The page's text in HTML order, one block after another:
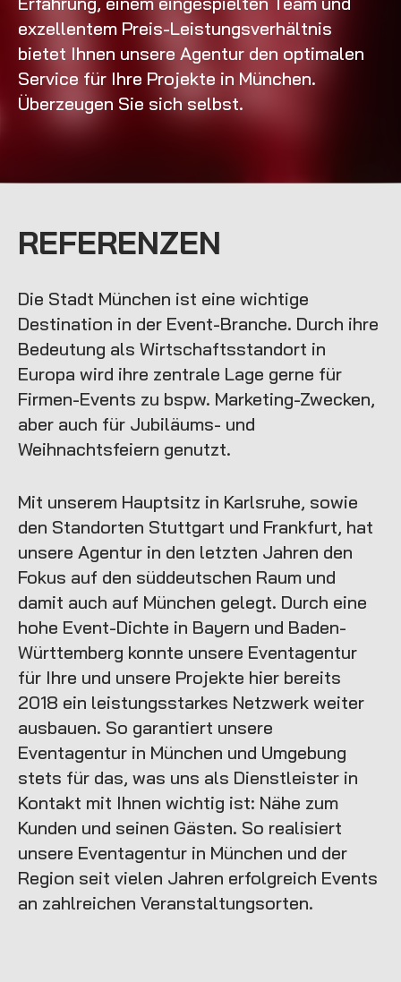
exzellentem Preis-Leistungsverhältnis
bietet Ihnen unsere Agentur den optimalen
Service für Ihre Projekte in München.
Überzeugen Sie sich selbst.
REFERENZEN
Die Stadt München ist eine wichtige
Destination in der Event-Branche. Durch ihre
Bedeutung als Wirtschaftsstandort in
Europa wird ihre zentrale Lage gerne für
Firmen-Events zu bspw. Marketing-Zwecken,
aber auch für Jubiläums- und
Weihnachtsfeiern genutzt.
Mit unserem Hauptsitz in Karlsruhe, sowie
den Standorten Stuttgart und Frankfurt, hat
unsere Agentur in den letzten Jahren den
Fokus auf den süddeutschen Raum und
damit auch auf München gelegt. Durch eine
hohe Event-Dichte in Bayern und Baden-
Württemberg konnte unsere Eventagentur
für Ihre und unsere Projekte hier bereits
2018 ein leistungsstarkes Netzwerk weiter
ausbauen. So garantiert unsere
Eventagentur in München und Umgebung
stets für das, was uns als Dienstleister in
Kontakt mit Ihnen wichtig ist: Nähe zum
Kunden und seinen Gästen. So realisiert
unsere Eventagentur in München und der
Region seit vielen Jahren erfolgreich Events
an zahlreichen Veranstaltungsorten.